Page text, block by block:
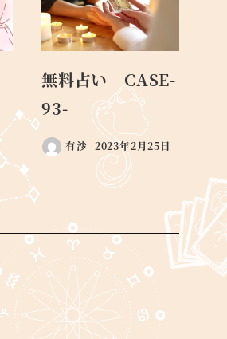
無料占い CASE-
93-
有沙 2023年2月25日